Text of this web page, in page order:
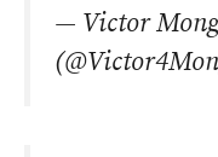
— Victor